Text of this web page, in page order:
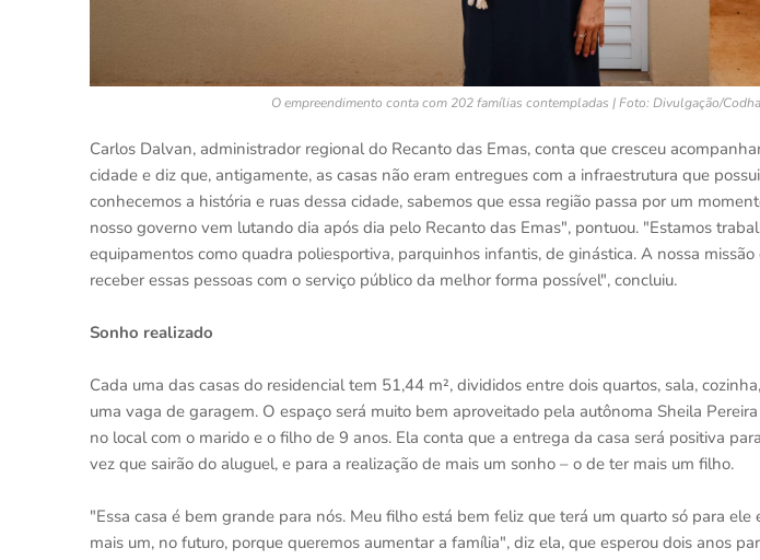
O empreendimento conta com 202 famílias contempladas | Foto: Divulgação/
Carlos Dalvan, administrador regional do Recanto das Emas, conta que cresceu
cidade e diz que, antigamente, as casas não eram entregues com a infraestrutura que
conhecemos a história e ruas dessa cidade, sabemos que essa região passa por um
nosso governo vem lutando dia após dia pelo Recanto das Emas", pontuou. "Estamos
equipamentos como quadra poliesportiva, parquinhos infantis, de ginástica. A nossa
receber essas pessoas com o serviço público da melhor forma possível", concluiu.
Sonho realizado
Cada uma das casas do residencial tem 51,44 m², divididos entre dois quartos, sala,
uma vaga de garagem. O espaço será muito bem aproveitado pela autônoma Sheila
no local com o marido e o filho de 9 anos. Ela conta que a entrega da casa será positiva
vez que sairão do aluguel, e para a realização de mais um sonho – o de ter mais um filho.
"Essa casa é bem grande para nós. Meu filho está bem feliz que terá um quarto só para ele
mais um, no futuro, porque queremos aumentar a família", diz ela, que esperou dois anos